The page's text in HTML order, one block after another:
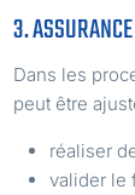
3.
Dans les
peut être
réaliser
valider le